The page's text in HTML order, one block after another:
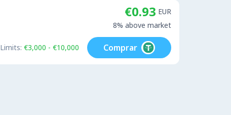
€0.93 EUR
8% above market
Limits: €3,000 - €10,000 Comprar